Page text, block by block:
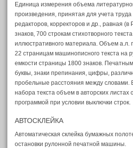
Единица измерения объема
произведения, принятая для учета труда
редакторов, корректоров и др., равная
знаков, 700 строкам стихотворного
иллюстративного материала. Объем а.л.
22 страницам машинописного текста на
емкости страницы 1800 знаков.
буквы, знаки препинания, цифры,
пробельные расстояния между словами.
набора текста объем в авторских листах
программой при условии выключки строк.
АВТОСКЛЕЙКА
Автоматическая склейка бумажных
остановки рулонной печатной машины.